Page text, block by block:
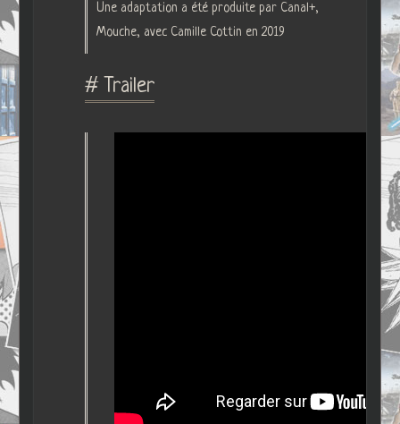
Une adaptation a été produite par Canal+,
Mouche, avec Camille Cottin en 2019
# Trailer